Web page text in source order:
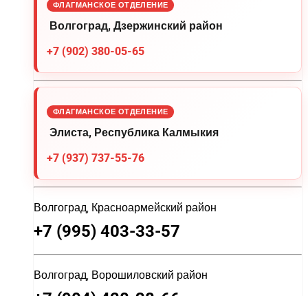
ФЛАГМАНСКОЕ ОТДЕЛЕНИЕ
Волгоград, Дзержинский район
+7 (902) 380-05-65
ФЛАГМАНСКОЕ ОТДЕЛЕНИЕ
Элиста, Республика Калмыкия
+7 (937) 737-55-76
Волгоград, Красноармейский район
+7 (995) 403-33-57
Волгоград, Ворошиловский район